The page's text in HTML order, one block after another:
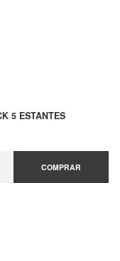
5 ESTANTES
COMPRAR